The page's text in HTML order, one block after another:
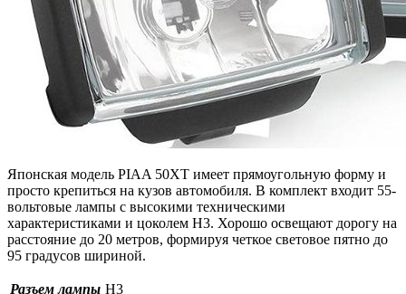
Японская модель PIAA 50XT имеет прямоугольную форму и
просто крепиться на кузов автомобиля. В комплект входит 55-
вольтовые лампы с высокими техническими
характеристиками и цоколем H3. Хорошо освещают дорогу на
расстояние до 20 метров, формируя четкое световое пятно до
95 градусов шириной.
Разъем лампы H3